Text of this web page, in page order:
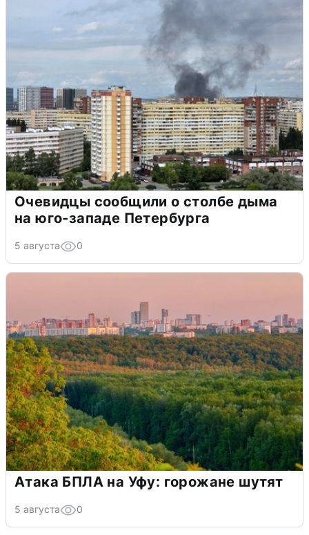
Очевидцы сообщили о столбе дыма
на юго-западе Петербурга
5 августа 0
Атака БПЛА на Уфу: горожане шутят
5 августа 0